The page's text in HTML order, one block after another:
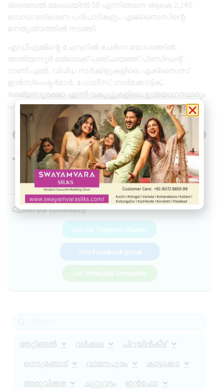
ട്രൈബൽ മേഖലയിൽ 58 എന്നിങ്ങനെ ആകെ 2,146
ബോധവത്കരണ പരിപാടികളും എക്‌സൈസിന്റെ
നേതൃത്വത്തിൽ നടത്തി.
എഡിഎമ്മിന്റെ ചേമ്പറിൽ ചേർന്ന യോഗത്തിൽ
അതിയന്നൂർ ബ്ലോക്ക് പഞ്ചായത്ത് പ്രസിഡന്റ്
റാണി.എൽ, വിവിധ സർക്കിളുകളിലെ എക്‌സൈസ്
ഇൻസ്‌പെക്ടർമാർ, പോലീസ്, നാർക്കോട്ടിക്,
ഭക്ഷ്യസുരക്ഷാ എന്നീ വകുപ്പുകളിലെ ഉദ്യോഗസ്ഥരും
പങ്കെടുത്തു.
Previous Next
Share this
Facebook Twitter Telegram WhatsApp
Join our community
Join our Telegram Channel
Join Facebook group
Join WhatsApp Community
ആറ്റിങ്ങൽ വർക്കല ചിറയിൻകീഴ്
നെടുമങ്ങാട് വാമനപുരം കാട്ടാക്കട
അരുവിക്കര ചുറ്റുവട്ടം ഇൻഫോ